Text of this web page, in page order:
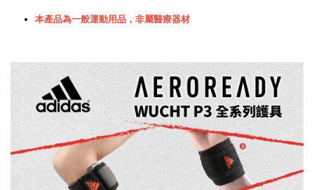
本產品為一般運動用品，非屬醫療器材